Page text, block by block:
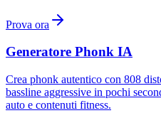
Prova ora
Generatore Phonk IA
Crea phonk autentico con 808
bassline aggressive in pochi
auto e contenuti fitness.